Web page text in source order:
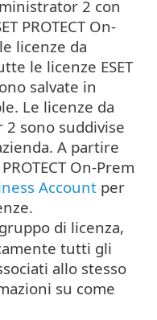
2 con
PROTECT On-
licenze da
le licenze ESET
salvate in
Le licenze da
2 sono suddivise
A partire
On-Prem
Account per
di licenza,
tutti gli
allo stesso
su come